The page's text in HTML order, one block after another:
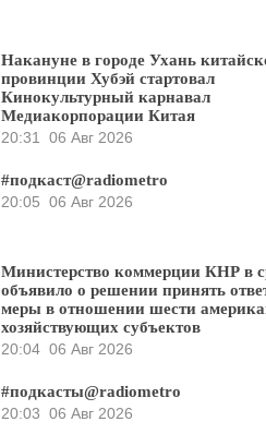
Накануне в городе Ухань
провинции Хубэй стартовал
Кинокультурный карнавал
Медиакорпорации Китая
20:31
06 Авг 2026
#подкаст@radiometro
20:05 06 Авг 2026
Министерство коммерции КНР в
объявило о решении принять
меры в отношении шести
хозяйствующих субъектов
20:04 06 Авг 2026
#подкасты@radiometro
20:03 06 Авг 2026